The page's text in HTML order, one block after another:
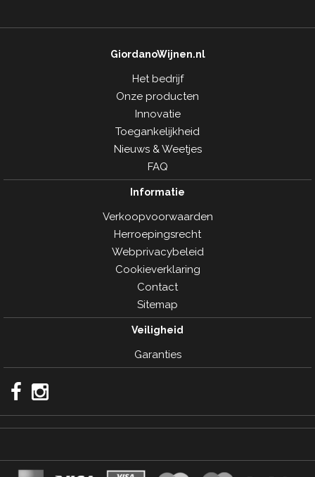
GiordanoWijnen.nl
Het bedrijf
Onze producten
Innovatie
Toegankelijkheid
Nieuws & Weetjes
FAQ
Informatie
Verkoopvoorwaarden
Herroepingsrecht
Webprivacybeleid
Cookieverklaring
Contact
Sitemap
Veiligheid
Garanties